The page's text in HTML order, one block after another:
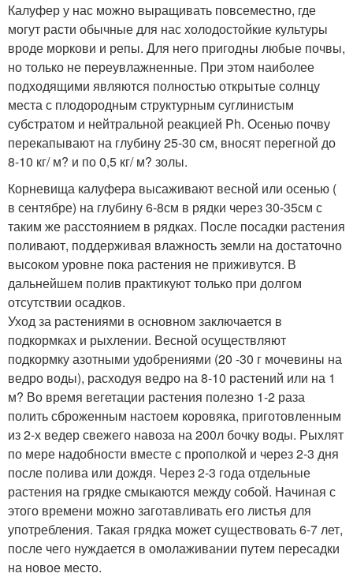
Калуфер у нас можно выращивать повсеместно, где
могут расти обычные для нас холодостойкие культуры
вроде моркови и репы. Для него пригодны любые почвы,
но только не переувлажненные. При этом наиболее
подходящими являются полностью открытые солнцу
места с плодородным структурным суглинистым
субстратом и нейтральной реакцией Ph. Осенью почву
перекапывают на глубину 25-30 см, вносят перегной до
8-10 кг/ м? и по 0,5 кг/ м? золы.
Корневища калуфера высаживают весной или осенью (
в сентябре) на глубину 6-8см в рядки через 30-35см с
таким же расстоянием в рядках. После посадки растения
поливают, поддерживая влажность земли на достаточно
высоком уровне пока растения не приживутся. В
дальнейшем полив практикуют только при долгом
отсутствии осадков.
Уход за растениями в основном заключается в
подкормках и рыхлении. Весной осуществляют
подкормку азотными удобрениями (20 -30 г мочевины на
ведро воды), расходуя ведро на 8-10 растений или на 1
м? Во время вегетации растения полезно 1-2 раза
полить сброженным настоем коровяка, приготовленным
из 2-х ведер свежего навоза на 200л бочку воды. Рыхлят
по мере надобности вместе с прополкой и через 2-3 дня
после полива или дождя. Через 2-3 года отдельные
растения на грядке смыкаются между собой. Начиная с
этого времени можно заготавливать его листья для
употребления. Такая грядка может существовать 6-7 лет,
после чего нуждается в омолаживании путем пересадки
на новое место.